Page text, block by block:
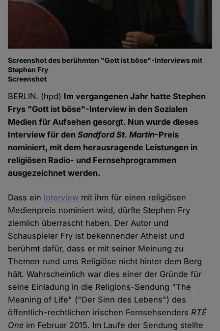
Screenshot des berühmten "Gott ist böse"-Interviews mit
Stephen Fry
Screenshot
BERLIN. (hpd) Im vergangenen Jahr hatte Stephen
Frys "Gott ist böse"-Interview in den Sozialen
Medien für Aufsehen gesorgt. Nun wurde dieses
Interview für denSandford St. Martin-Preis
nominiert, mit dem herausragende Leistungen in
religiösen Radio- und Fernsehprogrammen
ausgezeichnet werden.
Dass ein Interview mit ihm für einen religiösen
Medienpreis nominiert wird, dürfte Stephen Fry
ziemlich überrascht haben. Der Autor und
Schauspieler Fry ist bekennender Atheist und
berühmt dafür, dass er mit seiner Meinung zu
Themen rund ums Religiöse nicht hinter dem Berg
hält. Wahrscheinlich war dies einer der Gründe für
seine Einladung in die Religions-Sendung "The
Meaning of Life" ("Der Sinn des Lebens") des
öffentlich-rechtlichen irischen FernsehsendersRTÉ
One im Februar 2015. Im Laufe der Sendung stellte